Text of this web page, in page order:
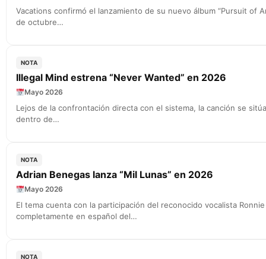
Vacations confirmó el lanzamiento de su nuevo álbum “Pursuit of
de octubre…
NOTA
Illegal Mind estrena “Never Wanted” en 2026
Mayo 2026
Lejos de la confrontación directa con el sistema, la canción se
dentro de…
NOTA
Adrian Benegas lanza “Mil Lunas” en 2026
Mayo 2026
El tema cuenta con la participación del reconocido vocalista
completamente en español del…
NOTA